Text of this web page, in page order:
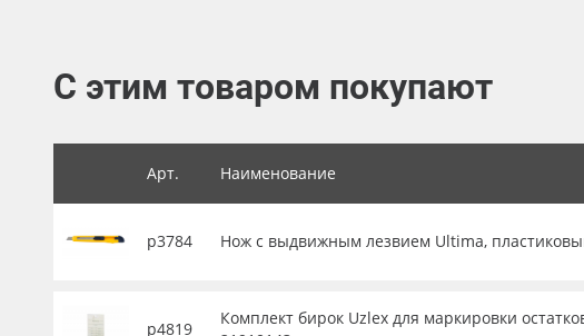
Заготовки для сувениров
С этим товаром покупают
Арт. Наименование
р3784 Нож с выдвижным лезвием Ultima,
р4819
Комплект бирок Uzlex для маркировки